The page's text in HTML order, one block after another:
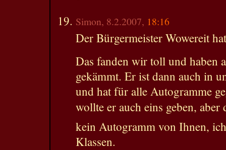
Simon, 8.2.2007, 18:16
Der Bürgermeister Wowereit
Das fanden wir toll und haben
gekämmt. Er ist dann auch in
und hat für alle Autogramme
wollte er auch eins geben, aber
kein Autogramm von Ihnen,
Klassen.